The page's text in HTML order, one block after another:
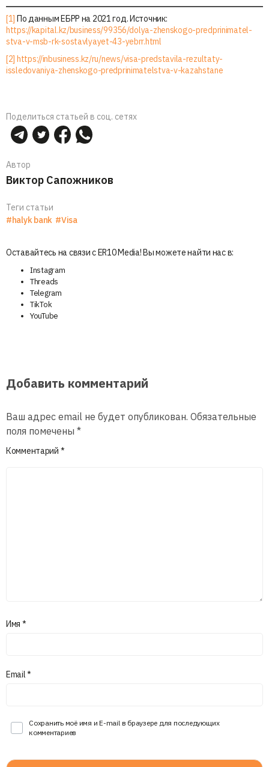
[1] По данным ЕБРР на 2021 год. Источник:
https://kapital.kz/business/99356/dolya-zhenskogo-predprinimatel-
stva-v-msb-rk-sostavlyayet-43-yebrr.html
[2] https://inbusiness.kz/ru/news/visa-predstavila-rezultaty-
issledovaniya-zhenskogo-predprinimatelstva-v-kazahstane
Поделиться статьей в соц. сетях
Автор
Виктор Сапожников
Теги статьи
#halyk bank #Visa
Оставайтесь на связи с ER10 Media! Вы можете найти нас в:
Instagram
Threads
Telegram
TikTok
YouTube
Добавить комментарий
Ваш адрес email не будет опубликован. Обязательные
поля помечены *
Комментарий *
Имя *
Email*
Сохранить моё имя и E-mail в браузере для последующих
комментариев